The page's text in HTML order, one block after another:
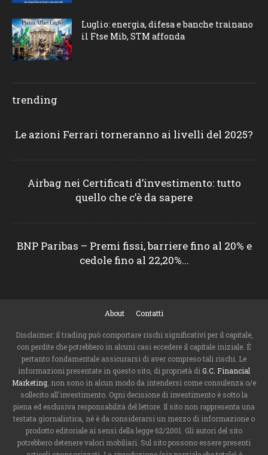
Luglio: energia, difesa e banche trainano
il Ftse Mib, STM affonda
trending
Le azioni Ferrari torneranno ai livelli del 2025?
Airbag nei Certificati d’investimento: tutto
quello che c’è da sapere
BNP Paribas – Premi fissi, barriere fino al 20% e
cedole fino al 22,20%...
About Contatti
Disclaimer: il trading può comportare rischi significativi per il capitale,
con perdite che potrebbero in alcuni casi eccedere il capitale iniziale. È
pertanto fondamentale assicurarsi di aver compreso tali rischi. Le
informazioni presentate in questo sito, di proprietà di G.C. Financial
Marketing , non sono in alcun modo da intendersi come consulenza o/e
sollecito all'investimento. Ogni decisione di investimento è sotto la
piena ed esclusiva responsabilità del lettore. Il sito non rappresenta una
testata giornalistica, né è da considerarsi un mezzo di informazione o
prodotto editoriale ai sensi della legge 62/2001. Gli autori del sito
potrebbero detenere valori mobiliari. Sul sito possono essere presenti